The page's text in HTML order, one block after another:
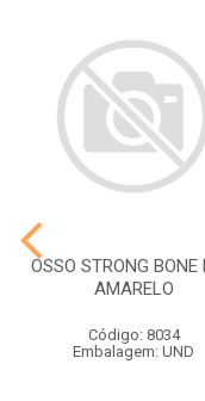
OSSO STRONG BONE
AMARELO
Código: 8034
Embalagem: UND